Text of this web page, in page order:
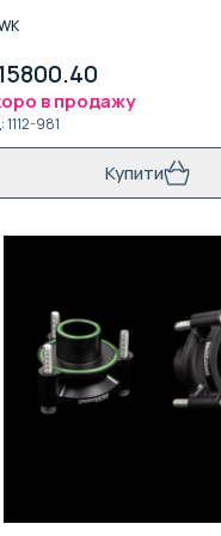
RS7
в продажу
:1112-981
Купити